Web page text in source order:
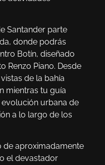
Santander parte
donde podrás
Botín, diseñado
Renzo Piano. Desde
de la bahía
mientras tu guía
urbana de
a lo largo de los
de aproximadamente
el devastador